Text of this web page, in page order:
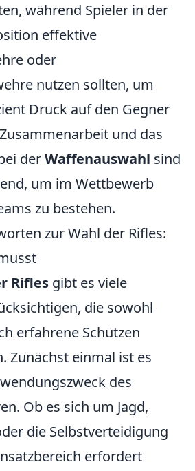
während Spieler in der
effektive
oder
nutzen sollten, um
Druck auf den Gegner
und das
derWaffenauswahl sind
um im Wettbewerb
zu bestehen.
zur Wahl der Rifles:
Rifles gibt es viele
die sowohl
erfahrene Schützen
Zunächst einmal ist es
des
Ob es sich um Jagd,
die Selbstverteidigung
erfordert